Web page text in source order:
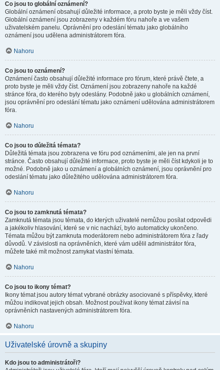
Co jsou to globální oznámení?
Globální oznámení obsahují důležité informace, a proto byste je měli vždy číst.
Globální oznámení jsou zobrazeny v každém fóru nahoře a ve vašem
uživatelském panelu. Oprávnění pro odeslání tématu jako globálního
oznámení jsou udělena administrátorem fóra.
Nahoru
Co jsou to oznámení?
Oznámení často obsahují důležité informace pro fórum, které právě čtete, a
proto byste je měli vždy číst. Oznámení jsou zobrazeny nahoře na každé
stránce fóra, do kterého byly odeslány. Podobně jako u globálních oznámení,
jsou oprávnění pro odeslání tématu jako oznámení udělována administrátorem
fóra.
Nahoru
Co jsou to důležitá témata?
Důležitá témata jsou zobrazena ve fóru pod oznámeními, ale jen na první
stránce. Často obsahují důležité informace, proto byste je měli číst kdykoli je to
možné. Podobně jako u oznámení a globálních oznámení, jsou oprávnění pro
odeslání tématu jako důležitého udělována administrátorem fóra.
Nahoru
Co jsou to zamknutá témata?
Zamknutá témata jsou témata, do kterých uživatelé nemůžou posílat odpovědi
a jakékoliv hlasování, které se v nic nachází, bylo automaticky ukončeno.
Témata můžou být zamknuta moderátorem nebo administrátorem fóra z řady
důvodů. V závislosti na oprávněních, které vám udělil administrátor fóra,
můžete také mít možnost zamykat vlastní témata.
Nahoru
Co jsou to ikony témat?
Ikony témat jsou autory témat vybrané obrázky asociované s příspěvky, které
můžou indikovat jejich obsah. Možnost používat ikony témat závisí na
oprávněních nastavených administrátorem fóra.
Nahoru
Uživatelské úrovně a skupiny
Kdo jsou to administrátoři?